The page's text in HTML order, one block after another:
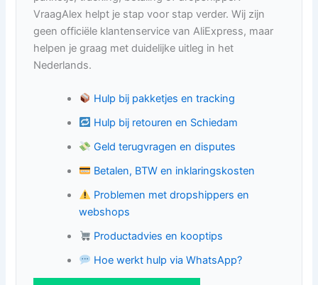
VraagAlex helpt je stap voor stap verder. Wij zijn
geen officiële klantenservice van AliExpress, maar
helpen je graag met duidelijke uitleg in het
Nederlands.
Hulp bij pakketjes en tracking
Hulp bij retouren en Schiedam
Geld terugvragen en disputes
Betalen, BTW en inklaringskosten
Problemen met dropshippers en
webshops
Productadvies en kooptips
Hoe werkt hulp via WhatsApp?